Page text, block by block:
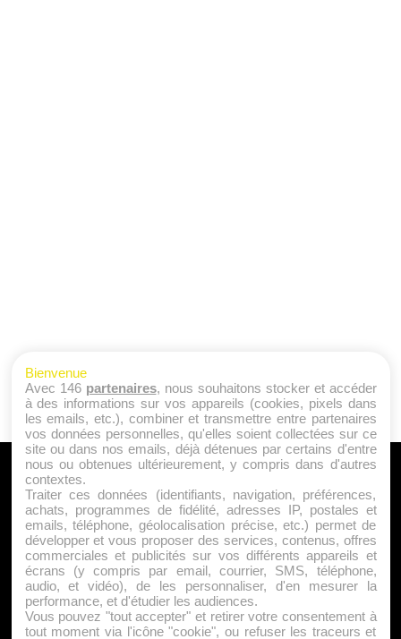
A PROPOS
Qui sommes nous ?
Mentions Légales
Publicité
Politique de Cookies
Contact
Bienvenue
Avec 146 partenaires, nous souhaitons stocker et accéder
à des informations sur vos appareils (cookies, pixels dans
les emails, etc.), combiner et transmettre entre partenaires
vos données personnelles, qu'elles soient collectées sur ce
site ou dans nos emails, déjà détenues par certains d'entre
nous ou obtenues ultérieurement, y compris dans d'autres
contextes.
Traiter ces données (identifiants, navigation, préférences,
achats, programmes de fidélité, adresses IP, postales et
emails, téléphone, géolocalisation précise, etc.) permet de
développer et vous proposer des services, contenus, offres
commerciales et publicités sur vos différents appareils et
écrans (y compris par email, courrier, SMS, téléphone,
audio, et vidéo), de les personnaliser, d'en mesurer la
performance, et d'étudier les audiences.
Vous pouvez "tout accepter" et retirer votre consentement à
tout moment via l'icône "cookie", ou refuser les traceurs et